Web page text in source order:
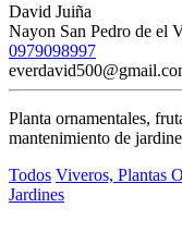
David Juiña
Nayon San Pedro de el
0979098997
Planta ornamentales,
mantenimiento de
Todos Viveros, Plantas
Jardines